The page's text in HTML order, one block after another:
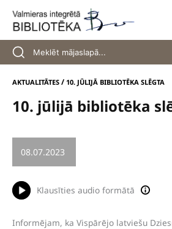
content
AKTUALITĀTES / 10. JŪLIJĀ BIBLIOTĒKA SLĒGTA
10. jūlijā bibliotēka
08.07.2023
Klausīties audio formātā
Informējam, ka Vispārējo latviešu